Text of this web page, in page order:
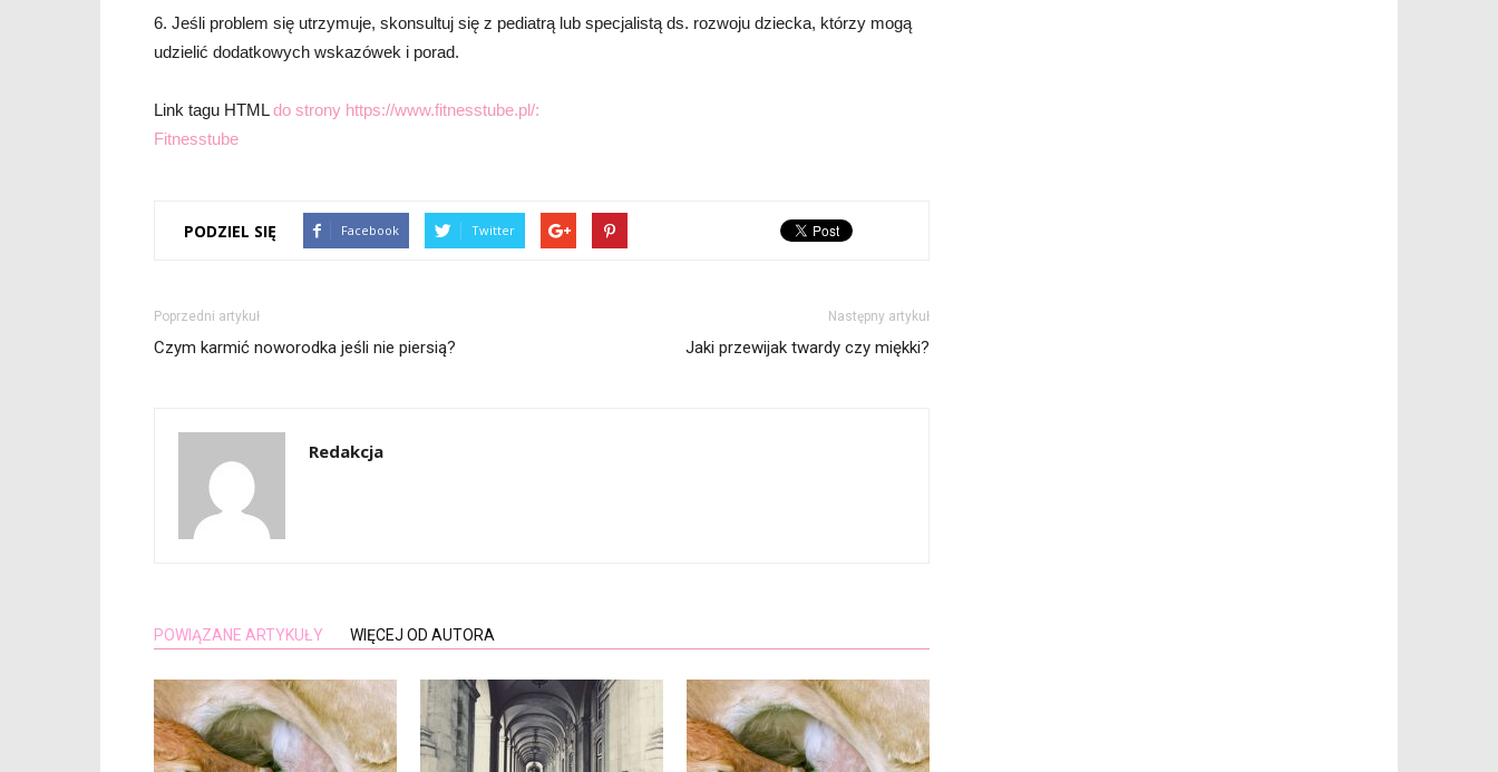
6. Jeśli problem się utrzymuje, skonsultuj się z pediatrą lub specjalistą ds. rozwoju dziecka, którzy mogą
udzielić dodatkowych wskazówek i porad.
Link tagu HTMLdo strony https://www.fitnesstube.pl/:
Fitnesstube
PODZIEL SIĘ Facebook Twitter
Poprzedni artykuł
Czym karmić noworodka jeśli nie piersią?
Następny artykuł
Jaki przewijak twardy czy miękki?
Redakcja
POWIĄZANE ARTYKUŁY WIĘCEJ OD AUTORA